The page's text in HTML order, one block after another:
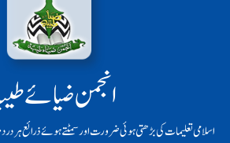
انجمن ضیائے
اسلامی تعلیمات کی بڑھتی ہوئی ضرورت اور سمٹتے ہوئے ذرائع ہر